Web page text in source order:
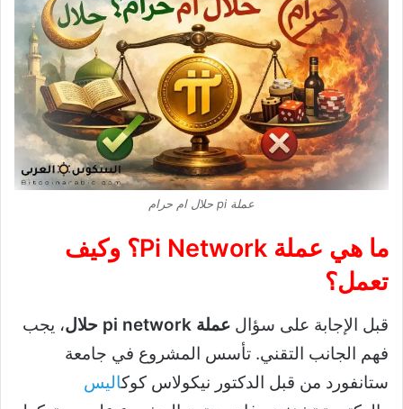
عملة pi حلال ام حرام
ما هي عملة Pi Network؟ وكيف
تعمل؟
قبل الإجابة على سؤال عملة pi network حلال
، يجب
فهم الجانب التقني. تأسس المشروع في جامعة
ستانفورد من قبل الدكتور نيكولاس كوكاليس